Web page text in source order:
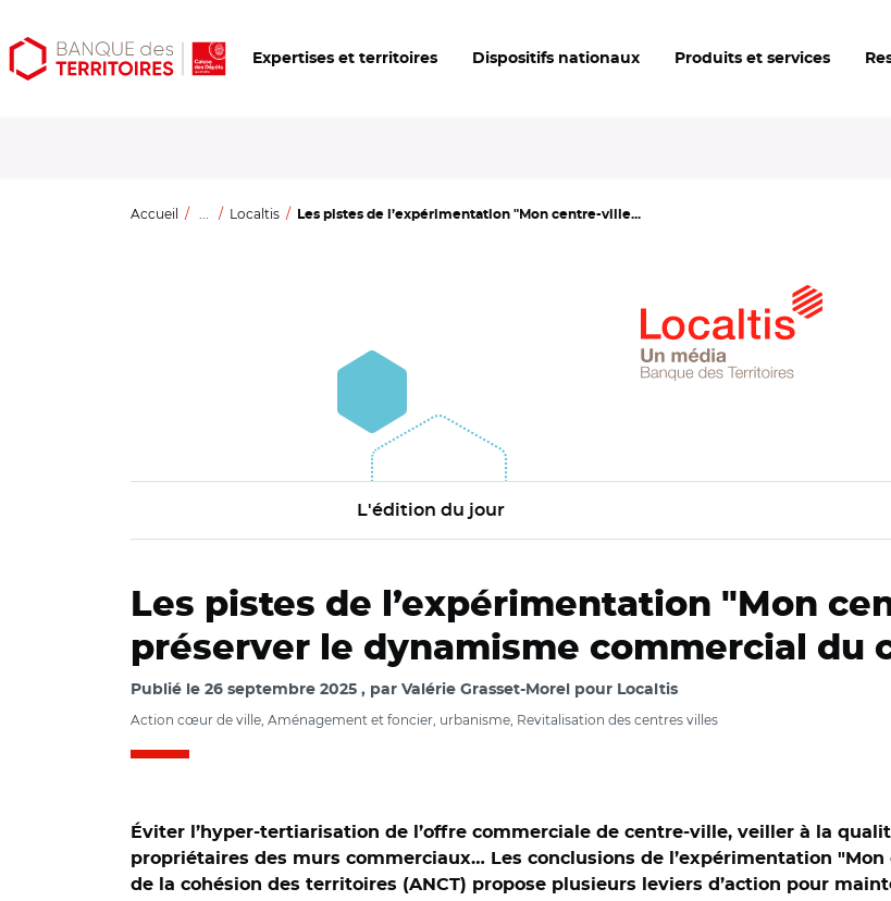
Aller
au
Aller
au
Ouvrir
les
Expertises et territoires Dispositifs nationaux Produits et services
Accueil ... Localtis Les pistes de l’expérimentation "Mon centre-ville...
L'édition du jour
Les pistes de l’expérimentation "Mon
préserver le dynamisme commercial du
Publié le 26 septembre 2025 par Valérie Grasset-Morel pour Localtis
Action cœur de ville, Aménagement et foncier, urbanisme, Revitalisation des centres villes
Éviter l’hyper-tertiarisation de l’offre commerciale de centre-ville, veiller à la
propriétaires des murs commerciaux… Les conclusions de l’expérimentation
de la cohésion des territoires (ANCT) propose plusieurs leviers d’action pour